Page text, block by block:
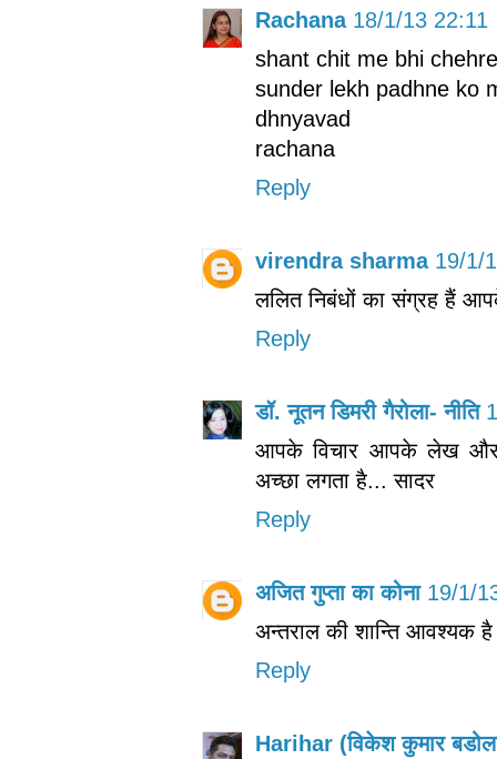
Rachana 18/1/13 22:11
shant chit me bhi
sunder lekh padhne ko
dhnyavad
rachana
Reply
virendra sharma 19/1/
ललित निबंधों का संग्रह हैं
Reply
डॉ. नूतन डिमरी गैरोला- नीति
आपके विचार आपके लेख और
अच्छा लगता है... सादर
Reply
अजित गुप्ता का कोना 19/1/
अन्‍तराल की शान्ति आवश्‍यक
Reply
Harihar (विकेश कुमार